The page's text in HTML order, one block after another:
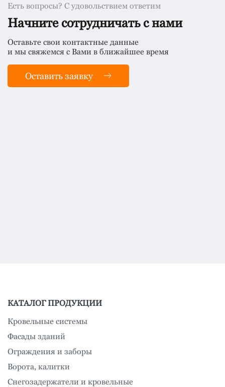
Есть вопросы? С удовольствием ответим
Начните сотрудничать с нами
Оставьте свои контактные данные
и мы свяжемся с Вами в ближайшее время
Оставить заявку
КАТАЛОГ ПРОДУКЦИИ
Кровельные системы
Фасады зданий
Ограждения и заборы
Ворота, калитки
Снегозадержатели и кровельные